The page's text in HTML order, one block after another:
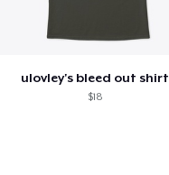
ulovley's bleed out shirt
$18